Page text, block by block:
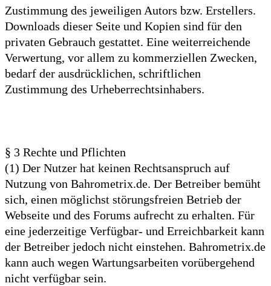
Zustimmung des jeweiligen Autors bzw. Erstellers.
Downloads dieser Seite und Kopien sind für den
privaten Gebrauch gestattet. Eine weiterreichende
Verwertung, vor allem zu kommerziellen Zwecken,
bedarf der ausdrücklichen, schriftlichen
Zustimmung des Urheberrechtsinhabers.
§ 3 Rechte und Pflichten
(1) Der Nutzer hat keinen Rechtsanspruch auf
Nutzung von Bahrometrix.de. Der Betreiber bemüht
sich, einen möglichst störungsfreien Betrieb der
Webseite und des Forums aufrecht zu erhalten. Für
eine jederzeitige Verfügbar- und Erreichbarkeit kann
der Betreiber jedoch nicht einstehen. Bahrometrix.de
kann auch wegen Wartungsarbeiten vorübergehend
nicht verfügbar sein.